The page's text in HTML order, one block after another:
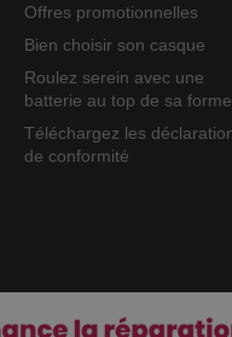
Offres promotionnelles
Bien choisir son casque
Roulez serein avec une
batterie au top de sa forme
Téléchargez les
de conformité